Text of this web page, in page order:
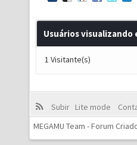
Usuários
1 Visitante(s)
Subir Lite mode
MEGAMU Team - Forum